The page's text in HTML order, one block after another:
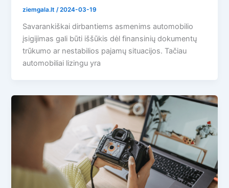
ziemgala.lt /2024-03-19
Savarankiškai dirbantiems asmenims automobilio
įsigijimas gali būti iššūkis dėl finansinių dokumentų
trūkumo ar nestabilios pajamų situacijos. Tačiau
automobiliai lizingu yra